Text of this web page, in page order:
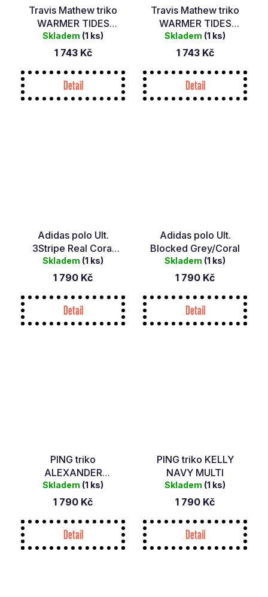
Travis Mathew triko
WARMER TIDES
SCOOP 0BLK
Skladem (1 ks)
1 743 Kč
Detail
Travis Mathew triko
WARMER TIDES
SCOOP 3ARO
Skladem (1 ks)
1 743 Kč
Detail
Adidas polo Ult.
3Stripe Real Coral
/Grey
Skladem (1 ks)
1 790 Kč
Detail
Adidas polo Ult.
Blocked Grey/Coral
Skladem (1 ks)
1 790 Kč
Detail
PING triko
ALEXANDER
WHITE/RASPBERRY
Skladem (1 ks)
1 790 Kč
Detail
PING triko KELLY
NAVY MULTI
Skladem (1 ks)
1 790 Kč
Detail